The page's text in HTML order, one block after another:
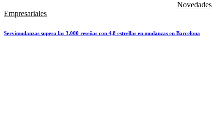
Novedades
Empresariales
Servimudanzas supera las 3.000 reseñas con 4,8 estrellas en mudanzas en Barcelona